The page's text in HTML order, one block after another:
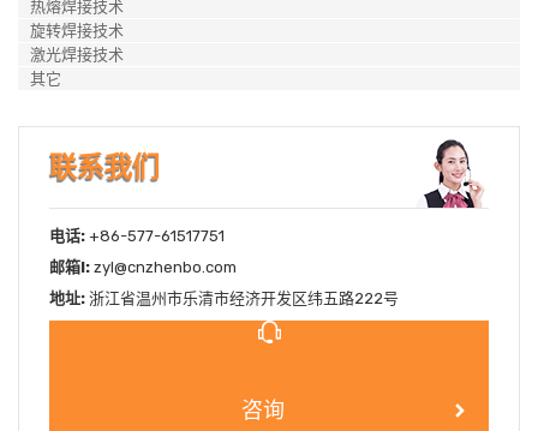
热熔焊接技术
旋转焊接技术
激光焊接技术
其它
联系我们
电话: +86-577-61517751
邮箱l: zyl@cnzhenbo.com
地址: 浙江省温州市乐清市经济开发区纬五路222号
咨询